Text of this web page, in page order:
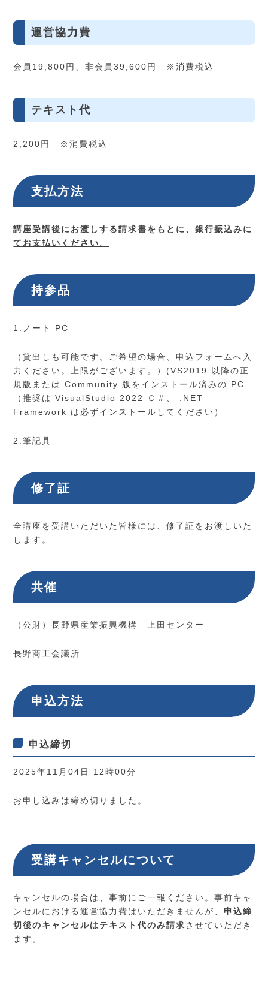
運営協力費
会員19,800円、非会員39,600円 ※消費税込
テキスト代
2,200円 ※消費税込
支払方法
講座受講後にお渡しする請求書をもとに、銀行振込みに
てお支払いください。
持参品
1.ノート PC
（貸出しも可能です。ご希望の場合、申込フォームへ入
力ください。上限がございます。）(VS2019 以降の正
規版または Community 版をインストール済みの PC
（推奨は VisualStudio 2022 Ｃ＃、 .NET
Framework は必ずインストールしてください）
2.筆記具
修了証
全講座を受講いただいた皆様には、修了証をお渡しいた
します。
共催
（公財）長野県産業振興機構 上田センター
長野商工会議所
申込方法
申込締切
2025年11月04日 12時00分
お申し込みは締め切りました。
受講キャンセルについて
キャンセルの場合は、事前にご一報ください。事前キャ
ンセルにおける運営協力費はいただきませんが、申込締
切後のキャンセルはテキスト代のみ請求 させていただき
ます。